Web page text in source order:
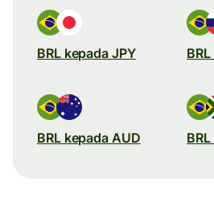
BRL kepada JPY
BRL kepada AUD